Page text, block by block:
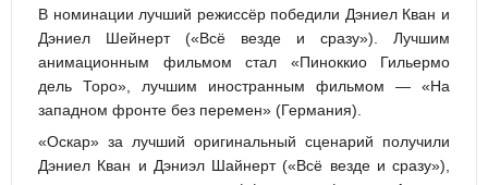
В номинации лучший режиссёр победили Дэниел Кван и
Дэниел Шейнерт («Всё везде и сразу»). Лучшим
анимационным фильмом стал «Пиноккио Гильермо
дель Торо», лучшим иностранным фильмом — «На
западном фронте без перемен» (Германия).
«Оскар» за лучший оригинальный сценарий получили
Дэниел Кван и Дэниэл Шайнерт («Всё везде и сразу»),